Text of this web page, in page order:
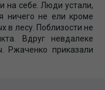
на себе. Люди устали,
ничего не ели кроме
в лесу. Поблизости не
Вдруг невдалеке
Ржаченко приказали